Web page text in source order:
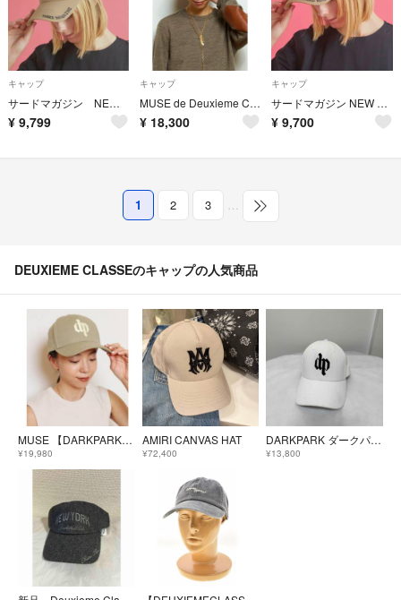
キャップ
サードマガジン NEW ERAｘTHIRD MAGAZINE キャップ ベージュ
¥ 9,799
キャップ
MUSE de Deuxieme Classe NEW ERA ツイードキャップ
¥ 18,300
キャップ
サードマガジン NEW ERA ニューエラ別注CAP キャップ ベージュ
¥ 9,700
1 2 3 …
DEUXIEME CLASSEのキャップの人気商品
MUSE 【DARKPARK LOGO CAP】
¥19,980
AMIRI CANVAS HAT
¥72,400
DARKPARK ダークパーク キャップ ドゥーズィエムクラス
¥13,800